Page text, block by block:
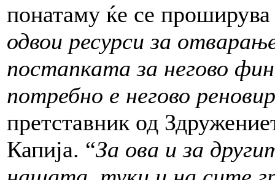
понатаму ќе се
одвои ресурси за
постапката за негово
потребно е негово
претставник од
Капија. “За ова и за